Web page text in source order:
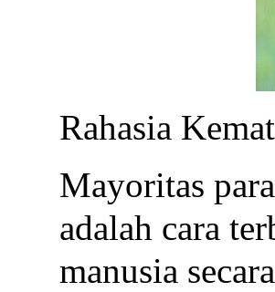
Rahasia
Mayoritas
adalah cara
manusia